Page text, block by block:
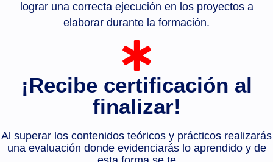
lograr una correcta ejecución en los proyectos a
elaborar durante la formación.
¡Recibe certificación al
finalizar!
Al superar los contenidos teóricos y prácticos realizarás
una evaluación donde evidenciarás lo aprendido y de